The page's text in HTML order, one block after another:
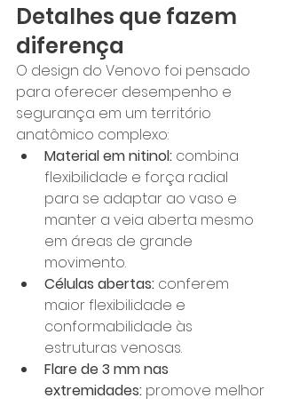
Detalhes que fazem
diferença
O design do Venovo foi pensado
para oferecer desempenho e
segurança em um território
anatômico complexo:
Material em nitinol: combina
flexibilidade e força radial
para se adaptar ao vaso e
manter a veia aberta mesmo
em áreas de grande
movimento.
Células abertas: conferem
maior flexibilidade e
conformabilidade às
estruturas venosas.
Flare de 3 mm nas
extremidades: promove melhor